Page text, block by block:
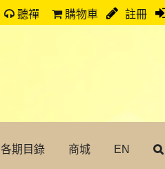
聽禪 購物車 註冊
各期目錄 商城 EN